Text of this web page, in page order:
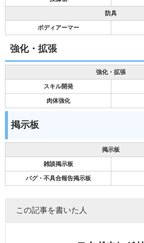
防具
ボディアーマー
強化・拡張
強化・拡張
スキル開発
肉体強化
掲示板
掲示板
雑談掲示板
バグ・不具合報告掲示板
この記事を書いた人